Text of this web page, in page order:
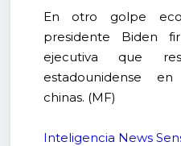
En otro golpe
presidente Biden
ejecutiva que
estadounidense
chinas. (MF)
Inteligencia News